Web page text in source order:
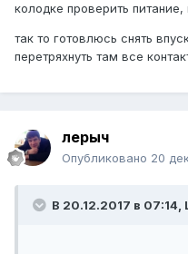
колодке проверить питание,
так то готовлюсь снять
перетряхнуть там все
лерыч
Опубликовано 20
В 20.12.2017 в 07:14,